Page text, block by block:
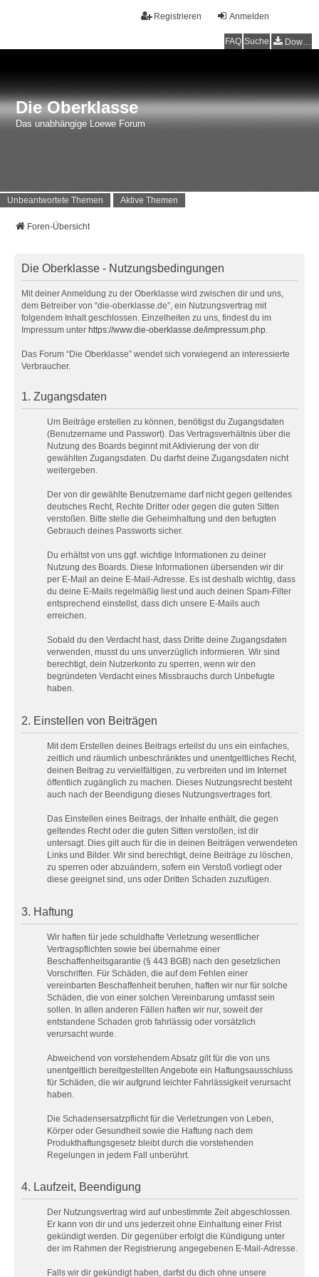
Anmelden
Registrieren
FAQ Suche Downloads
Die Oberklasse
Das unabhängige Loewe Forum
Unbeantwortete Themen Aktive Themen
Foren-Übersicht
Die Oberklasse - Nutzungsbedingungen
Mit deiner Anmeldung zu der Oberklasse wird zwischen dir und uns,
dem Betreiber von “die-oberklasse.de”, ein Nutzungsvertrag mit
folgendem Inhalt geschlossen. Einzelheiten zu uns, findest du im
Impressum unter https://www.die-oberklasse.de/impressum.php.
Das Forum “Die Oberklasse” wendet sich vorwiegend an interessierte
Verbraucher.
1. Zugangsdaten
Um Beiträge erstellen zu können, benötigst du Zugangsdaten
(Benutzername und Passwort). Das Vertragsverhältnis über die
Nutzung des Boards beginnt mit Aktivierung der von dir
gewählten Zugangsdaten. Du darfst deine Zugangsdaten nicht
weitergeben.
Der von dir gewählte Benutzername darf nicht gegen geltendes
deutsches Recht, Rechte Dritter oder gegen die guten Sitten
verstoßen. Bitte stelle die Geheimhaltung und den befugten
Gebrauch deines Passworts sicher.
Du erhältst von uns ggf. wichtige Informationen zu deiner
Nutzung des Boards. Diese Informationen übersenden wir dir
per E-Mail an deine E-Mail-Adresse. Es ist deshalb wichtig, dass
du deine E-Mails regelmäßig liest und auch deinen Spam-Filter
entsprechend einstellst, dass dich unsere E-Mails auch
erreichen.
Sobald du den Verdacht hast, dass Dritte deine Zugangsdaten
verwenden, musst du uns unverzüglich informieren. Wir sind
berechtigt, dein Nutzerkonto zu sperren, wenn wir den
begründeten Verdacht eines Missbrauchs durch Unbefugte
haben.
2. Einstellen von Beiträgen
Mit dem Erstellen deines Beitrags erteilst du uns ein einfaches,
zeitlich und räumlich unbeschränktes und unentgeltliches Recht,
deinen Beitrag zu vervielfältigen, zu verbreiten und im Internet
öffentlich zugänglich zu machen. Dieses Nutzungsrecht besteht
auch nach der Beendigung dieses Nutzungsvertrages fort.
Das Einstellen eines Beitrags, der Inhalte enthält, die gegen
geltendes Recht oder die guten Sitten verstoßen, ist dir
untersagt. Dies gilt auch für die in deinen Beiträgen verwendeten
Links und Bilder. Wir sind berechtigt, deine Beiträge zu löschen,
zu sperren oder abzuändern, sofern ein Verstoß vorliegt oder
diese geeignet sind, uns oder Dritten Schaden zuzufügen.
3. Haftung
Wir haften für jede schuldhafte Verletzung wesentlicher
Vertragspflichten sowie bei übernahme einer
Beschaffenheitsgarantie (§ 443 BGB) nach den gesetzlichen
Vorschriften. Für Schäden, die auf dem Fehlen einer
vereinbarten Beschaffenheit beruhen, haften wir nur für solche
Schäden, die von einer solchen Vereinbarung umfasst sein
sollen. In allen anderen Fällen haften wir nur, soweit der
entstandene Schaden grob fahrlässig oder vorsätzlich
verursacht wurde.
Abweichend von vorstehendem Absatz gilt für die von uns
unentgeltlich bereitgestellten Angebote ein Haftungsausschluss
für Schäden, die wir aufgrund leichter Fahrlässigkeit verursacht
haben.
Die Schadensersatzpflicht für die Verletzungen von Leben,
Körper oder Gesundheit sowie die Haftung nach dem
Produkthaftungsgesetz bleibt durch die vorstehenden
Regelungen in jedem Fall unberührt.
4. Laufzeit, Beendigung
Der Nutzungsvertrag wird auf unbestimmte Zeit abgeschlossen.
Er kann von dir und uns jederzeit ohne Einhaltung einer Frist
gekündigt werden. Dir gegenüber erfolgt die Kündigung unter
der im Rahmen der Registrierung angegebenen E-Mail-Adresse.
Falls wir dir gekündigt haben, darfst du dich ohne unsere